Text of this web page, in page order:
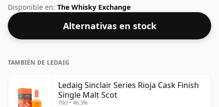
70 cl y se embotella con un ABV saludable del 43%.
Disponible en: The Whisky Exchange
Alternativas en stock
TAMBIÉN DE LEDAIG
Ledaig Sinclair Series Rioja Cask Finish
Single Malt Scot
70cl • 46.3%